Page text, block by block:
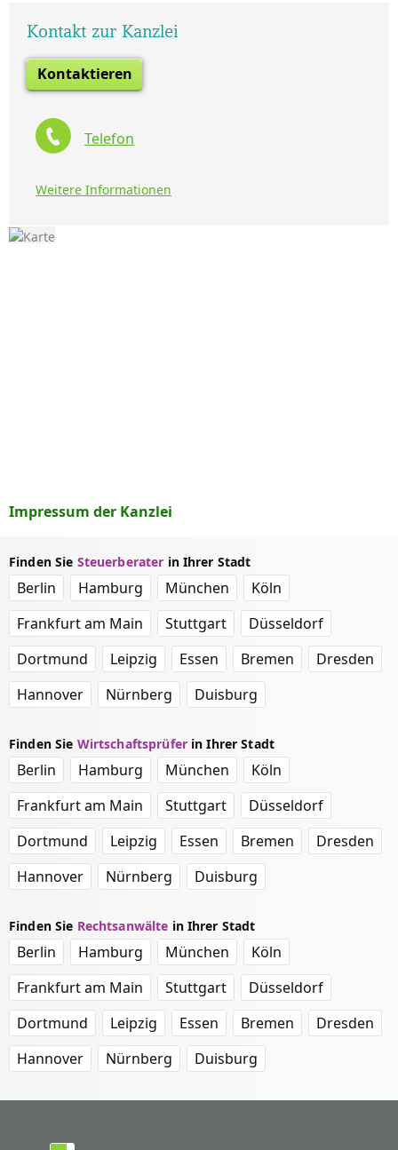
Kontakt zur Kanzlei
Kontaktieren
Telefon
Weitere Informationen
Impressum der Kanzlei
Finden Sie Steuerberater in Ihrer Stadt
Berlin Hamburg München
Köln
Frankfurt am Main
Stuttgart
Düsseldorf
Dortmund
Leipzig Essen Bremen
Dresden
Hannover
Nürnberg Duisburg
Finden Sie Wirtschaftsprüferin Ihrer Stadt
Berlin Hamburg München
Köln
Frankfurt am Main
Stuttgart
Düsseldorf
Dortmund
Leipzig Essen Bremen
Dresden
Hannover
Nürnberg Duisburg
Finden Sie Rechtsanwälte in Ihrer Stadt
Berlin Hamburg München
Köln
Frankfurt am Main
Stuttgart
Düsseldorf
Dortmund
Leipzig Essen Bremen
Dresden
Hannover
Nürnberg Duisburg